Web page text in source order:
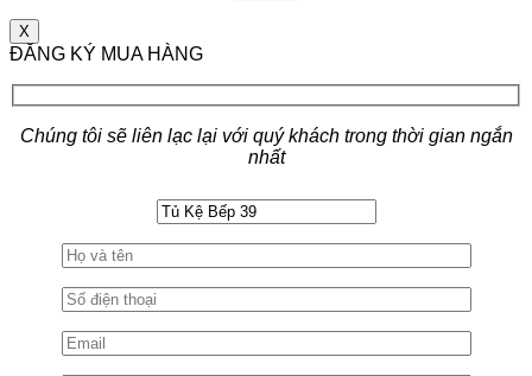
X
ĐĂNG KÝ MUA HÀNG
Chúng tôi sẽ liên lạc lại với quý khách trong thời gian ngắn
nhất